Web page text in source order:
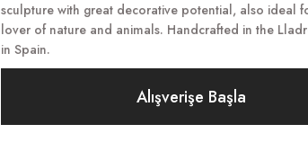
sculpture with great decorative potential, also ideal
lover of nature and animals. Handcrafted in the
in Spain.
Alışverişe Başla